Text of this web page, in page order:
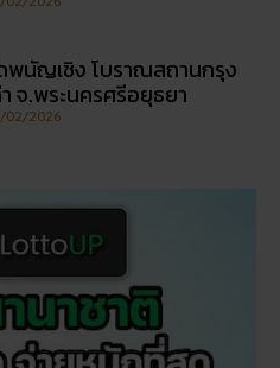
พนัญเชิง โบราณสถานกรุง
า จ.พระนครศรีอยุธยา
02/2026